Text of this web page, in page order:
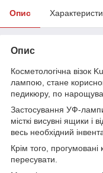
Опис
Опис
Косметологічна візок
лампою, стане
педикюру, по
Застосування УФ-лампи
місткі висувні ящики і
весь необхідний
Крім того,
пересувати.